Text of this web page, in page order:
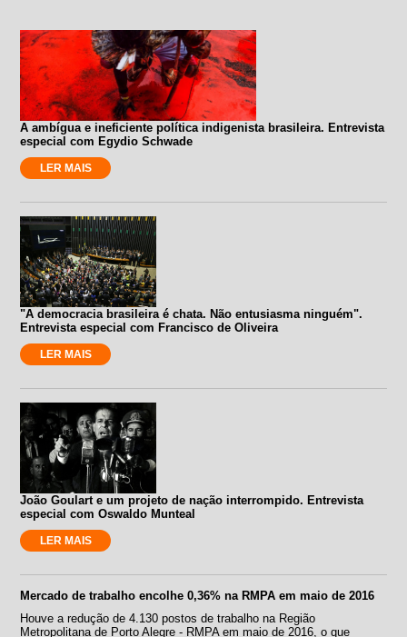
A ambígua e ineficiente política indigenista brasileira. Entrevista
especial com Egydio Schwade
LER MAIS
"A democracia brasileira é chata. Não entusiasma ninguém".
Entrevista especial com Francisco de Oliveira
LER MAIS
João Goulart e um projeto de nação interrompido. Entrevista
especial com Oswaldo Munteal
LER MAIS
Mercado de trabalho encolhe 0,36% na RMPA em maio de 2016
Houve a redução de 4.130 postos de trabalho na Região
Metropolitana de Porto Alegre - RMPA em maio de 2016, o que